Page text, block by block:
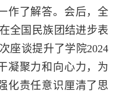
作了解答。会后，全
全国民族团结进步表
座谈提升了学院2024
凝聚力和向心力，为
化责任意识厘清了思